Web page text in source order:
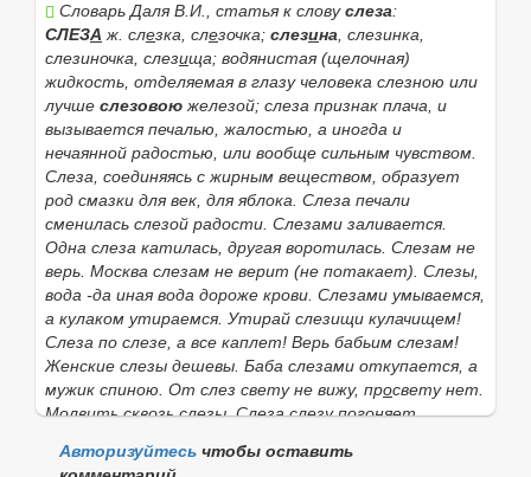
Словарь Даля В.И., статья к словуслеза:
СЛЕЗА ж. слезка, слезочка; слезина, слезинка,
слезиночка, слезища; водянистая (щелочная)
жидкость, отделяемая в глазу человека слезною или
лучше слезовою железой; слеза признак плача, и
вызывается печалью, жалостью, а иногда и
нечаянной радостью, или вообще сильным чувством.
Слеза, соединяясь с жирным веществом, образует
род смазки для век, для яблока. Слеза печали
сменилась слезой радости. Слезами заливается.
Одна слеза катилась, другая воротилась. Слезам не
верь. Москва слезам не верит (не потакает). Слезы,
вода -да иная вода дороже крови. Слезами умываемся,
а кулаком утираемся. Утирай слезищи кулачищем!
Слеза по слезе, а все каплет! Верь бабьим слезам!
Женские слезы дешевы. Баба слезами откупается, а
мужик спиною. От слез свету не вижу, просвету нет.
Молвить сквозь слезы.Слеза слезу погоняет.
стекло, камешек), как слеза. По кручине и слезина.
Авторизуйтесь чтобы оставить